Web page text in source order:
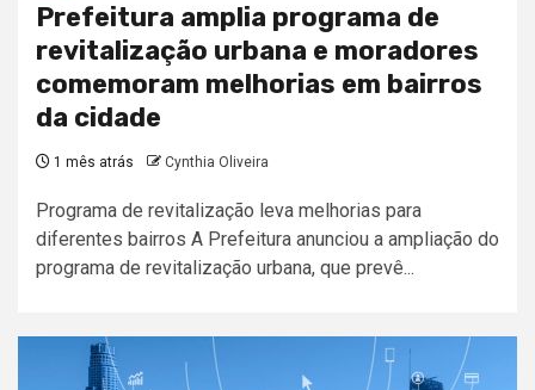
Prefeitura amplia programa de
revitalização urbana e moradores
comemoram melhorias em bairros
da cidade
1 mês atrás Cynthia Oliveira
Programa de revitalização leva melhorias para
diferentes bairros A Prefeitura anunciou a ampliação do
programa de revitalização urbana, que prevê...